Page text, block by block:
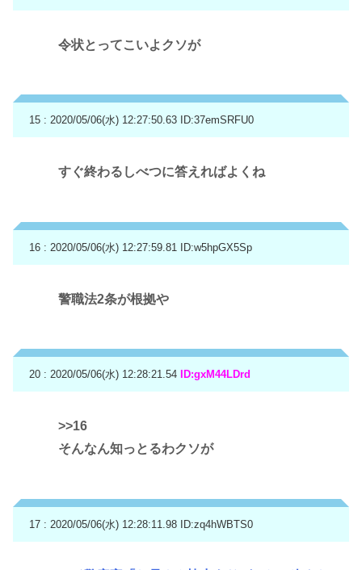
令状とってこいよクソが
15 : 2020/05/06(水) 12:27:50.63 ID:37emSRFU0
すぐ終わるしべつに答えればよくね
16 : 2020/05/06(水) 12:27:59.81 ID:w5hpGX5Sp
警職法2条が根拠や
20 : 2020/05/06(水) 12:28:21.54 ID:gxM44LDrd
>>16
そんなん知っとるわクソが
17 : 2020/05/06(水) 12:28:11.98 ID:zq4hWBTS0